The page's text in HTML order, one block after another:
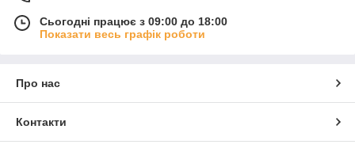
Сьогодні працює з 09:00 до 18:00
Показати весь графік роботи
Про нас
Контакти